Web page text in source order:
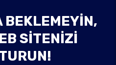
BEKLEMEYIN,
SITENIZI